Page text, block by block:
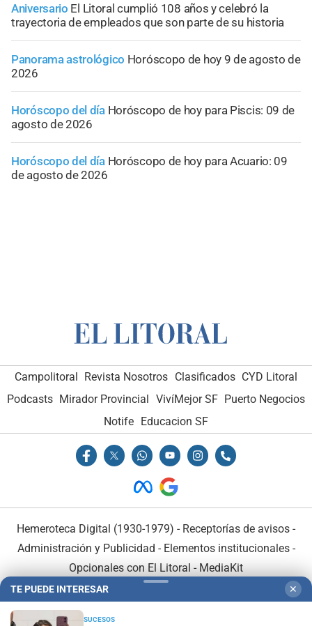
Aniversario El Litoral cumplió 108 años y celebró la
trayectoria de empleados que son parte de su historia
Panorama astrológico Horóscopo de hoy 9 de agosto de
2026
Horóscopo del día Horóscopo de hoy para Piscis: 09 de
agosto de 2026
Horóscopo del día Horóscopo de hoy para Acuario: 09
de agosto de 2026
Campolitoral Revista Nosotros Clasificados CYD Litoral
Podcasts Mirador Provincial VivíMejor SF Puerto Negocios
Notife
Educacion SF
Hemeroteca Digital (1930-1979) - Receptorías de avisos -
Administración y Publicidad - Elementos institucionales-
Opcionales con El Litoral - MediaKit
TE PUEDE INTERESAR ✕
SUCESOS